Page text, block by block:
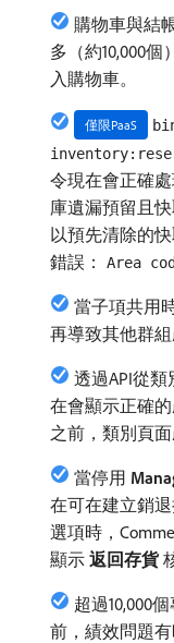
購物車與結
多（約10,000
入購物車。
僅限PaaS
令現在會正確
庫遺漏預留且
以預先清除的
錯誤：
Area
當子項共用
再導致其他群組
透過API從
在會顯示正確
之前，類別頁面
當停用​
在可在建立銷
選項時，
顯示​ 返回存貨
超過10,000
前，績效問題